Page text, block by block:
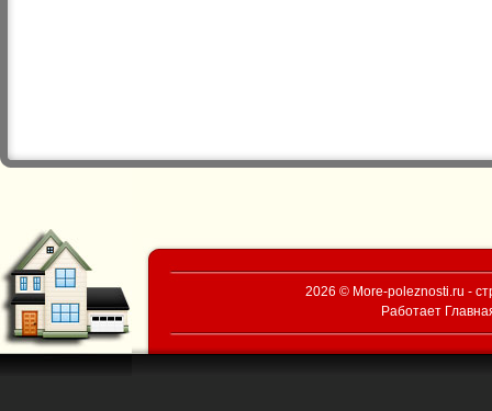
2026 © More-poleznosti.ru -
Работает